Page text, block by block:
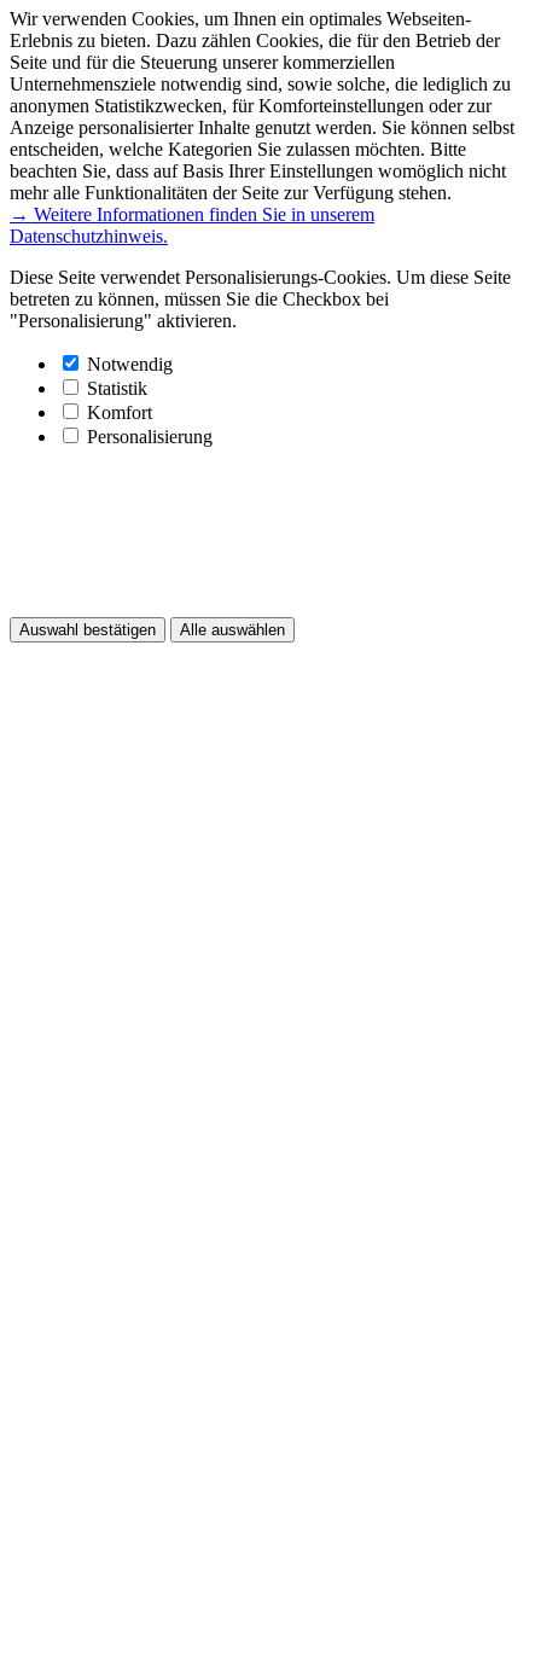
Wir verwenden Cookies, um Ihnen ein optimales Webseiten-
Erlebnis zu bieten. Dazu zählen Cookies, die für den Betrieb der
Seite und für die Steuerung unserer kommerziellen
Unternehmensziele notwendig sind, sowie solche, die lediglich zu
anonymen Statistikzwecken, für Komforteinstellungen oder zur
Anzeige personalisierter Inhalte genutzt werden. Sie können selbst
entscheiden, welche Kategorien Sie zulassen möchten. Bitte
beachten Sie, dass auf Basis Ihrer Einstellungen womöglich nicht
mehr alle Funktionalitäten der Seite zur Verfügung stehen.
→ Weitere Informationen finden Sie in unserem
Datenschutzhinweis.
Diese Seite verwendet Personalisierungs-Cookies. Um diese Seite
betreten zu können, müssen Sie die Checkbox bei
"Personalisierung" aktivieren.
Notwendig
Statistik
Komfort
Personalisierung
Auswahl bestätigen Alle auswählen